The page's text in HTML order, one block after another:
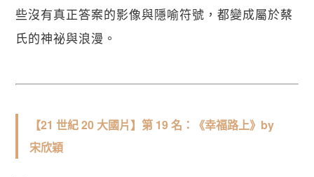
些沒有真正答案的影像與隱喻符號，都變成屬於蔡
氏的神祕與浪漫。
【21 世紀 20 大國片】第 19 名：《幸福路上》by
宋欣穎